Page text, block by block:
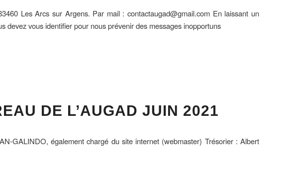
Les Arcs sur Argens. Par mail : contactaugad@gmail.com En laissant un
devez vous identifier pour nous prévenir des messages inopportuns
DE L’AUGAD JUIN 2021
GALINDO, également chargé du site internet (webmaster) Trésorier : Albert